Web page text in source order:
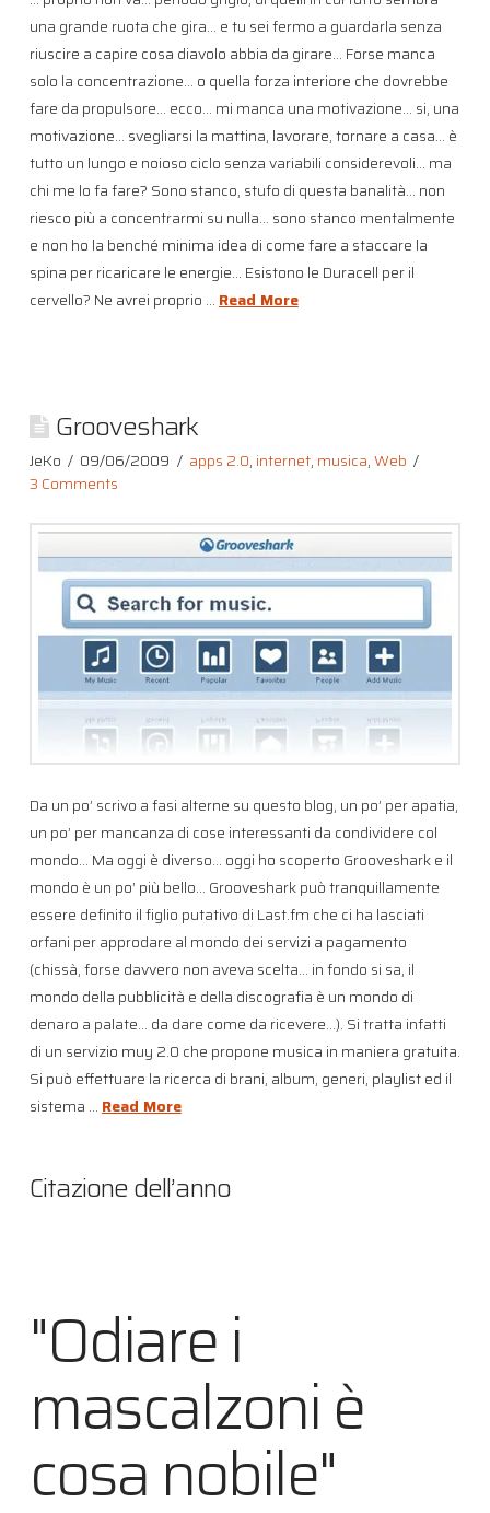
una grande ruota che gira… e tu sei fermo a guardarla senza
riuscire a capire cosa diavolo abbia da girare… Forse manca
solo la concentrazione… o quella forza interiore che dovrebbe
fare da propulsore… ecco… mi manca una motivazione… si, una
motivazione… svegliarsi la mattina, lavorare, tornare a casa… è
tutto un lungo e noioso ciclo senza variabili considerevoli… ma
chi me lo fa fare? Sono stanco, stufo di questa banalità… non
riesco più a concentrarmi su nulla… sono stanco mentalmente
e non ho la benché minima idea di come fare a staccare la
spina per ricaricare le energie… Esistono le Duracell per il
cervello? Ne avrei proprio … Read More
Grooveshark
JeKo 09/06/2009 apps 2.0, internet, musica,Web
3 Comments
Da un po’ scrivo a fasi alterne su questo blog, un po’ per apatia,
un po’ per mancanza di cose interessanti da condividere col
mondo… Ma oggi è diverso… oggi ho scoperto Grooveshark e il
mondo è un po’ più bello… Grooveshark può tranquillamente
essere definito il figlio putativo di Last.fm che ci ha lasciati
orfani per approdare al mondo dei servizi a pagamento
(chissà, forse davvero non aveva scelta… in fondo si sa, il
mondo della pubblicità e della discografia è un mondo di
denaro a palate… da dare come da ricevere…). Si tratta infatti
di un servizio muy 2.0 che propone musica in maniera gratuita.
Si può effettuare la ricerca di brani, album, generi, playlist ed il
sistema … Read More
Citazione dell’anno
"Odiare i
mascalzoni è
cosa nobile"